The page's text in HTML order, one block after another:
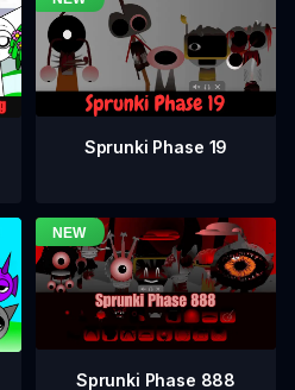
Sprunki Phase 19
Sprunki Phase 888